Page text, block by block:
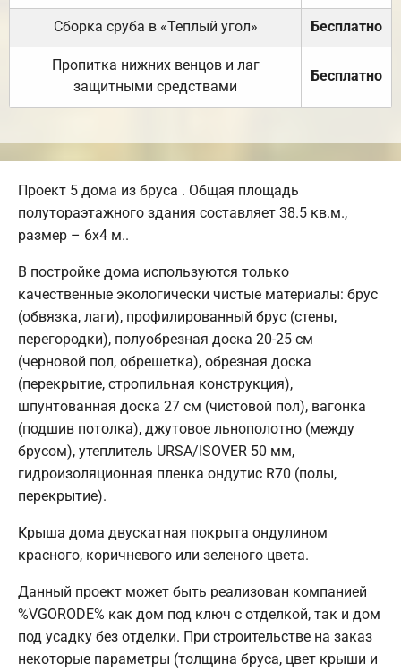
Сборка сруба в «Теплый угол» Бесплатно
Пропитка нижних венцов и лаг
защитными средствами
Бесплатно
Проект 5 дома из бруса . Общая площадь
полутораэтажного здания составляет 38.5 кв.м.,
размер – 6х4 м..
В постройке дома используются только
качественные экологически чистые материалы: брус
(обвязка, лаги), профилированный брус (стены,
перегородки), полуобрезная доска 20-25 см
(черновой пол, обрешетка), обрезная доска
(перекрытие, стропильная конструкция),
шпунтованная доска 27 см (чистовой пол), вагонка
(подшив потолка), джутовое льнополотно (между
брусом), утеплитель URSA/ISOVER 50 мм,
гидроизоляционная пленка ондутис R70 (полы,
перекрытие).
Крыша дома двускатная покрыта ондулином
красного, коричневого или зеленого цвета.
Данный проект может быть реализован компанией
%VGORODE% как дом под ключ с отделкой, так и дом
под усадку без отделки. При строительстве на заказ
некоторые параметры (толщина бруса, цвет крыши и